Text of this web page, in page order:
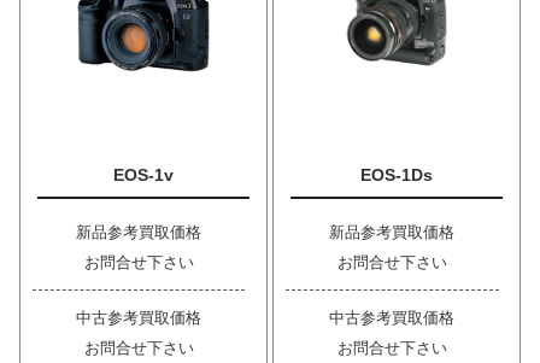
EOS-1v
新品参考買取価格
お問合せ下さい
中古参考買取価格
お問合せ下さい
EOS-1Ds
新品参考買取価格
お問合せ下さい
中古参考買取価格
お問合せ下さい